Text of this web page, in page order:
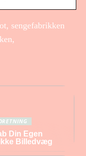
sengefabrikken
Din Egen
Billedvæg